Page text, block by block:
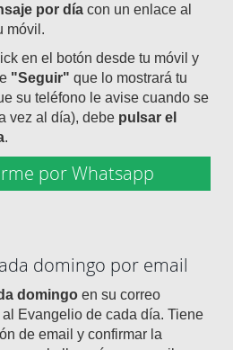
por día con un enlace al
móvil.
en el botón desde tu móvil y
"Seguir" que lo mostrará tu
su teléfono le avise cuando se
vez al día), debe pulsar el
.
por Whatsapp
domingo por email
domingo en su correo
Evangelio de cada día. Tiene
de email y confirmar la